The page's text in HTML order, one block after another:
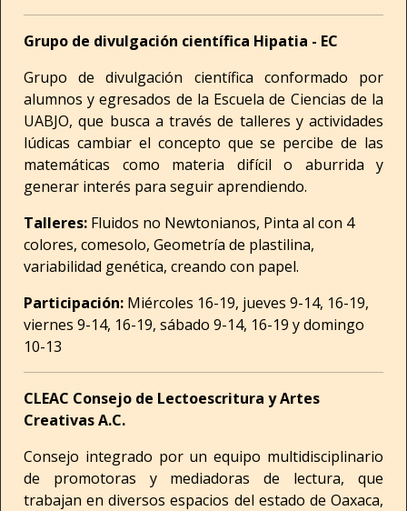
Grupo de divulgación científica Hipatia - EC
Grupo de divulgación científica conformado por
alumnos y egresados de la Escuela de Ciencias de la
UABJO, que busca a través de talleres y actividades
lúdicas cambiar el concepto que se percibe de las
matemáticas como materia difícil o aburrida y
generar interés para seguir aprendiendo.
Talleres: Fluidos no Newtonianos, Pinta al con 4
colores, comesolo, Geometría de plastilina,
variabilidad genética, creando con papel.
Participación: Miércoles 16-19, jueves 9-14, 16-19,
viernes 9-14, 16-19, sábado 9-14, 16-19 y domingo
10-13
CLEAC Consejo de Lectoescritura y Artes
Creativas A.C.
Consejo integrado por un equipo multidisciplinario
de promotoras y mediadoras de lectura, que
trabajan en diversos espacios del estado de Oaxaca,